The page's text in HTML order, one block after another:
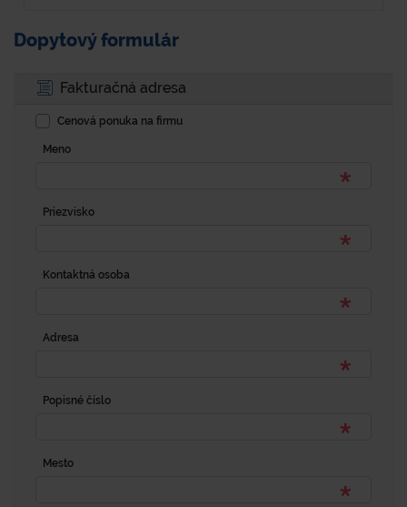
Dopytový formulár
Fakturačná adresa
Cenová ponuka na firmu
Meno
Priezvisko
Kontaktná osoba
Adresa
Popisné číslo
Mesto